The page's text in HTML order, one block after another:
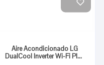
Aire Acondicionado LG
DualCool Inverter Wi-Fi Plus